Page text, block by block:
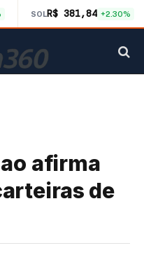
SOLR$ 381,84 +2.30%
afirma
de